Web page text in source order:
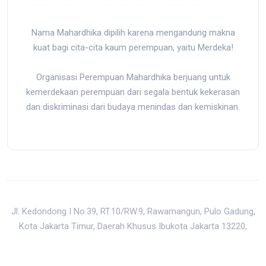
Nama Mahardhika dipilih karena mengandung makna
kuat bagi cita-cita kaum perempuan, yaitu Merdeka!
Organisasi Perempuan Mahardhika berjuang untuk
kemerdekaan perempuan dari segala bentuk kekerasan
dan diskriminasi dari budaya menindas dan kemiskinan.
Jl. Kedondong I No.39, RT.10/RW.9, Rawamangun, Pulo Gadung,
Kota Jakarta Timur, Daerah Khusus Ibukota Jakarta 13220,